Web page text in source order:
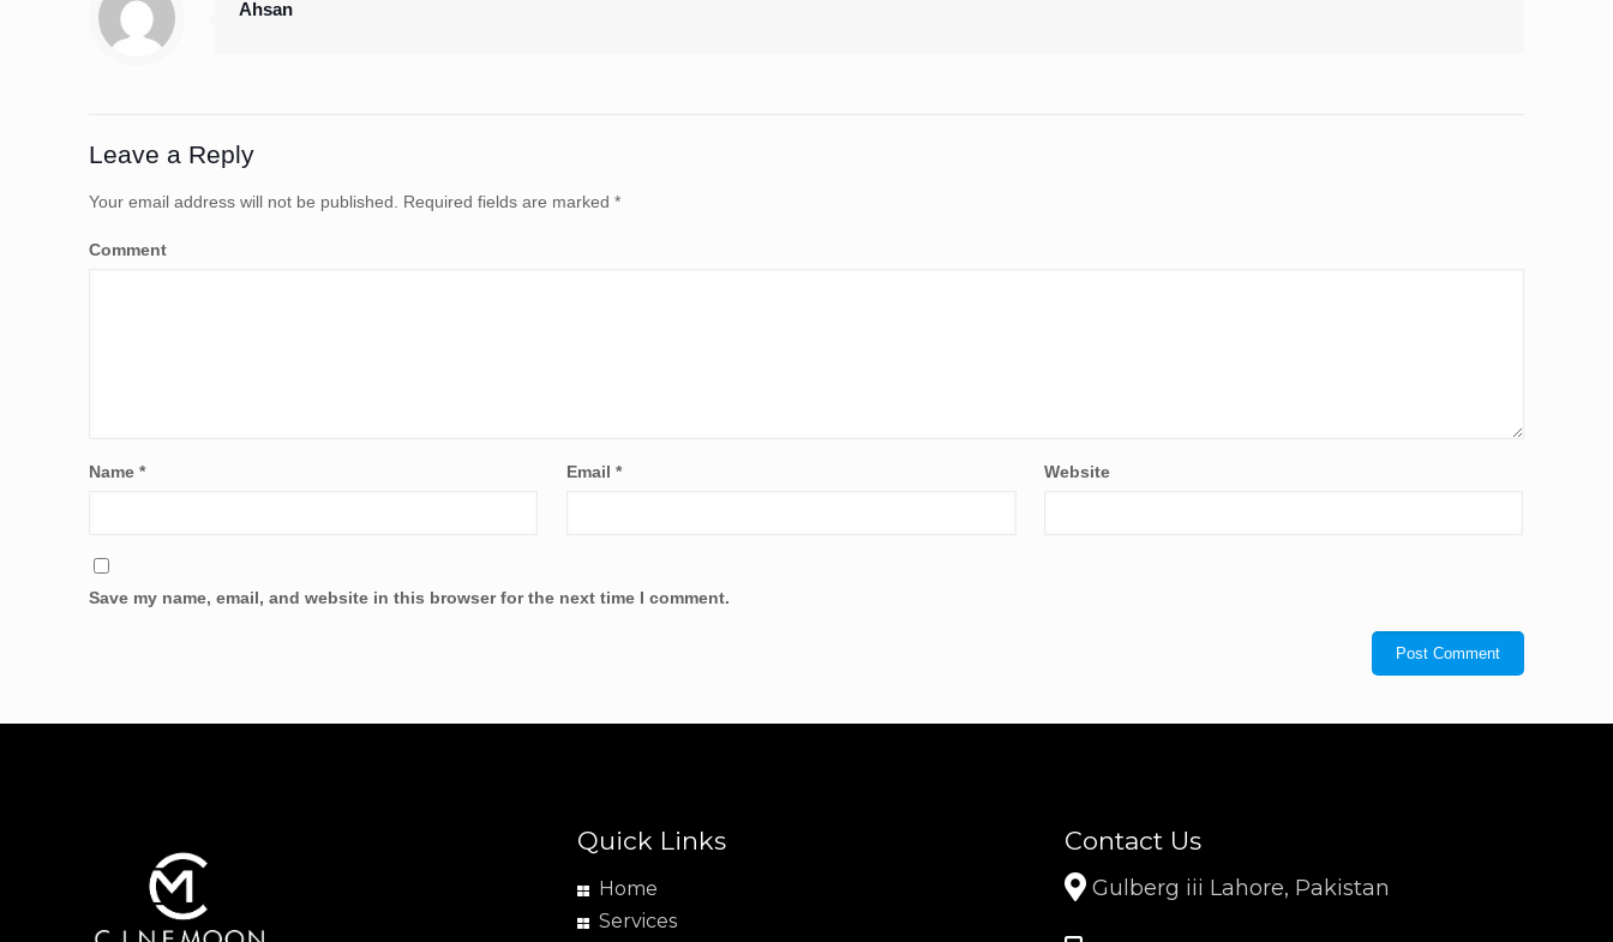
Ahsan
Leave a Reply
Your email address will not be published. Required fields are marked*
Comment
Name* Email* Website
Save my name, email, and website in this browser for the next time I comment.
Quick Links
Home
Services
Contact Us
Gulberg iii Lahore, Pakistan